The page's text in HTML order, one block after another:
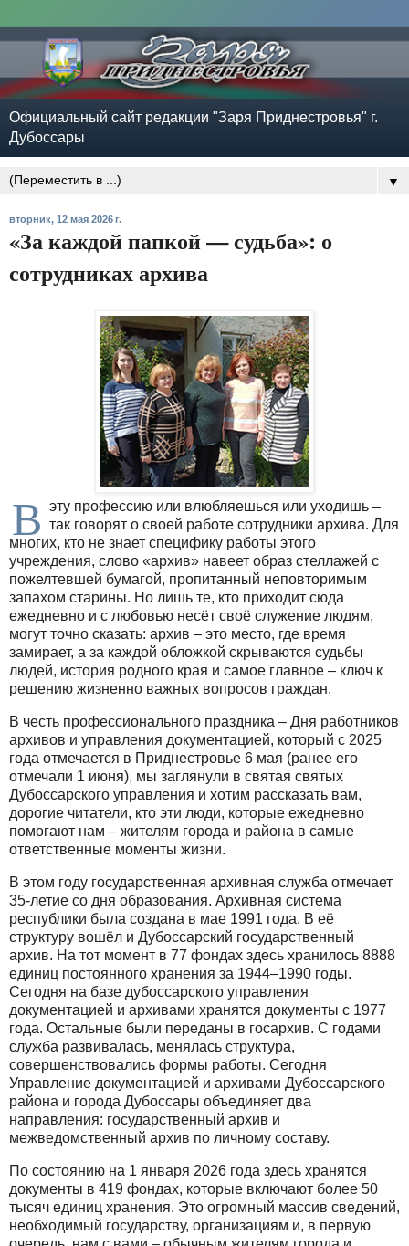
Официальный сайт редакции "Заря Приднестровья" г.
Дубоссары
▼
вторник, 12 мая 2026 г.
«За каждой папкой — судьба»: о
сотрудниках архива
В эту профессию или влюбляешься или уходишь –
так говорят о своей работе сотрудники архива. Для
многих, кто не знает специфику работы этого
учреждения, слово «архив» навеет образ стеллажей с
пожелтевшей бумагой, пропитанный неповторимым
запахом старины. Но лишь те, кто приходит сюда
ежедневно и с любовью несёт своё служение людям,
могут точно сказать: архив – это место, где время
замирает, а за каждой обложкой скрываются судьбы
людей, история родного края и самое главное – ключ к
решению жизненно важных вопросов граждан.
В честь профессионального праздника – Дня работников
архивов и управления документацией, который с 2025
года отмечается в Приднестровье 6 мая (ранее его
отмечали 1 июня), мы заглянули в святая святых
Дубоссарского управления и хотим рассказать вам,
дорогие читатели, кто эти люди, которые ежедневно
помогают нам – жителям города и района в самые
ответственные моменты жизни.
В этом году государственная архивная служба отмечает
35-летие со дня образования. Архивная система
республики была создана в мае 1991 года. В её
структуру вошёл и Дубоссарский государственный
архив. На тот момент в 77 фондах здесь хранилось 8888
единиц постоянного хранения за 1944–1990 годы.
Сегодня на базе дубоссарского управления
документацией и архивами хранятся документы с 1977
года. Остальные были переданы в госархив. С годами
служба развивалась, менялась структура,
совершенствовались формы работы. Сегодня
Управление документацией и архивами Дубоссарского
района и города Дубоссары объединяет два
направления: государственный архив и
межведомственный архив по личному составу.
По состоянию на 1 января 2026 года здесь хранятся
документы в 419 фондах, которые включают более 50
тысяч единиц хранения. Это огромный массив сведений,
необходимый государству, организациям и, в первую